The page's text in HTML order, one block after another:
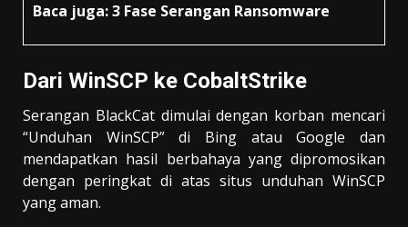
Baca juga:3 Fase Serangan Ransomware
Dari WinSCP ke CobaltStrike
Serangan BlackCat dimulai dengan korban mencari
“Unduhan WinSCP” di Bing atau Google dan
mendapatkan hasil berbahaya yang dipromosikan
dengan peringkat di atas situs unduhan WinSCP
yang aman.